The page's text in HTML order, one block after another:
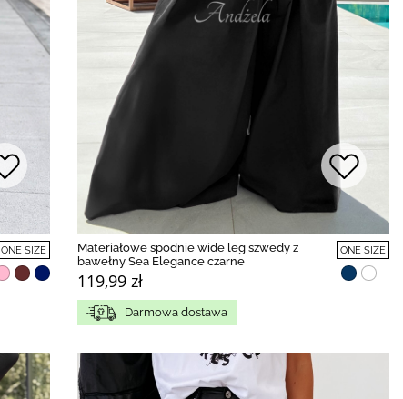
ONE SIZE
Materiałowe spodnie wide leg szwedy z
bawełny Sea Elegance czarne
119,99 zł
ONE SIZE
Darmowa dostawa